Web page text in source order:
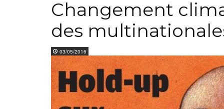
Équipe
Newsletters
Rapports d’activités
Statuts
Sociétés
transnationales
Justice
environnementale
Droits économiques,
sociaux et culturels
Changement
des
03/05/2016